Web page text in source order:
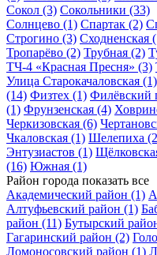
Сокол (3) Сокольники (33)
Солнцево (1) Спартак (2)
Строгино (3) Сходненская
Тропарёво (2) Трубная (2)
ТЧ-4 «Красная Пресня» (3)
Улица Старокачаловская (1)
(14) Физтех (1) Филёвский
(1) Фрунзенская (4)
Черкизовская (6)
Чкаловская (1) Шелепиха
Энтузиастов (1)
(16) Южная (1)
Район города показать все
Академический район (1)
Алтуфьевский район (1)
район (11) Бутырский
Гагаринский район (2)
Ломоносовский район (1)